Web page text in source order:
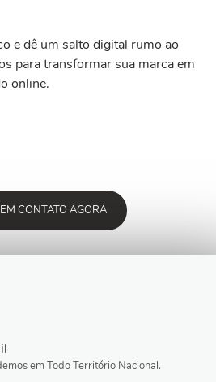
e dê um salto digital rumo ao
para transformar sua marca em
online.
CONTATO AGORA
em Todo Território Nacional.